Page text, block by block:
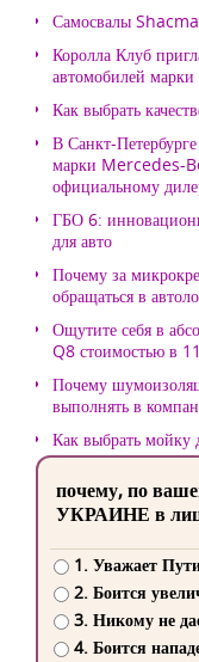
Самосвалы
Королла Клуб
автомобилей
Как выбрать
В Санкт-
марки Mercedes-
официальному
ГБО 6:
для авто
Почему за
обращаться в
Ощутите себя в
Q8 стоимостью в
Почему
выполнять в
Как выбрать мойку
почему, по
УКРАИНЕ в
1. Уважает
2. Боится
3. Никому не
4. Боится